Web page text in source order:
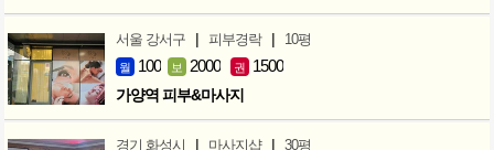
서울 강서구 | 피부경락 | 10평
월 100 보 2000 권 1500
가양역 피부&마사지
경기 화성시 | 마사지샵 | 30평